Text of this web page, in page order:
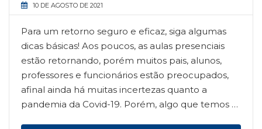
10 DE AGOSTO DE 2021
Para um retorno seguro e eficaz, siga algumas
dicas básicas! Aos poucos, as aulas presenciais
estão retornando, porém muitos pais, alunos,
professores e funcionários estão preocupados,
afinal ainda há muitas incertezas quanto a
pandemia da Covid-19. Porém, algo que temos …